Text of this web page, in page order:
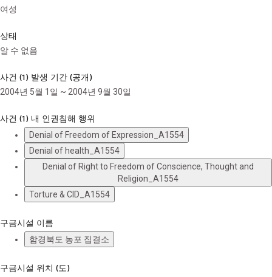
여성
상태
알 수 없음
사건 (1) 발생 기간 (공개)
2004년 5월 1일 ~ 2004년 9월 30일
사건 (1) 내 인권침해 행위
Denial of Freedom of Expression_A1554
Denial of health_A1554
Denial of Right to Freedom of Conscience, Thought and
Religion_A1554
Torture & CID_A1554
구금시설 이름
함경북도 농포 집결소
구금시설 위치 (도)